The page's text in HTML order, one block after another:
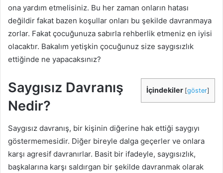
ona yardım etmelisiniz. Bu her zaman onların hatası
değildir fakat bazen koşullar onları bu şekilde davranmaya
zorlar. Fakat çocuğunuza sabırla rehberlik etmeniz en iyisi
olacaktır. Bakalım yetişkin çocuğunuz size saygısızlık
ettiğinde ne yapacaksınız?
İçindekiler [göster]
Saygısız Davranış
Nedir?
Saygısız davranış, bir kişinin diğerine hak ettiği saygıyı
göstermemesidir. Diğer bireyle dalga geçerler ve onlara
karşı agresif davranırlar. Basit bir ifadeyle, saygısızlık,
başkalarına karşı saldırgan bir şekilde davranmak olarak